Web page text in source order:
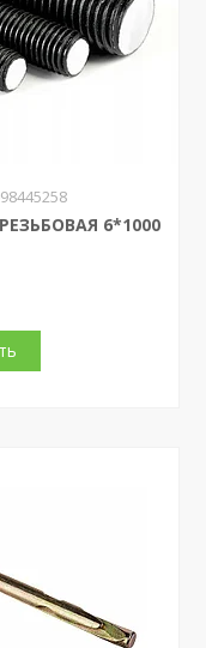
6*1000